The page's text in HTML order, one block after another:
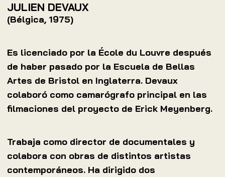
JULIEN DEVAUX
(Bélgica, 1975)
Es licenciado por la École du Louvre después
de haber pasado por la Escuela de Bellas
Artes de Bristol en Inglaterra. Devaux
colaboró como camarógrafo principal en las
filmaciones del proyecto de Erick Meyenberg.
Trabaja como director de documentales y
colabora con obras de distintos artistas
contemporáneos. Ha dirigido dos